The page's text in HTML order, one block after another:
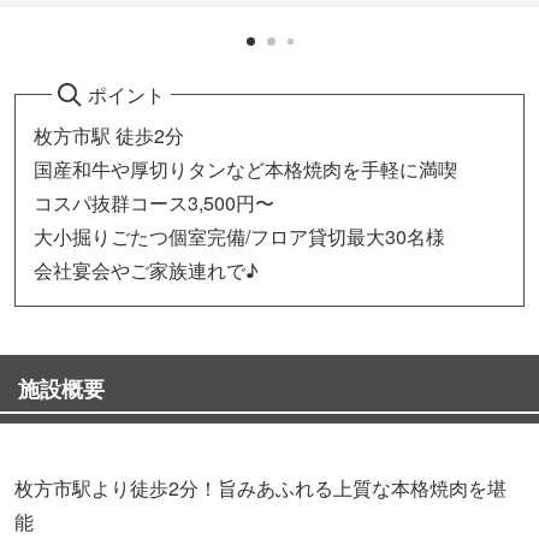
ポイント
枚方市駅 徒歩2分
国産和牛や厚切りタンなど本格焼肉を手軽に満喫
コスパ抜群コース3,500円〜
大小掘りごたつ個室完備/フロア貸切最大30名様
会社宴会やご家族連れで♪
施設概要
枚方市駅より徒歩2分！旨みあふれる上質な本格焼肉を堪
能